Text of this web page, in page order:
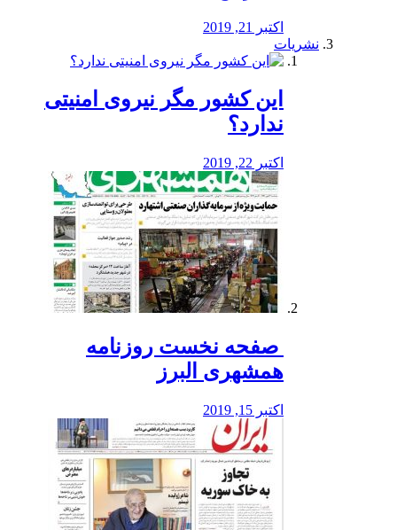
اکتبر 21, 2019
نشریات
این کشور مگر نیروی امنیتی
ندارد؟
اکتبر 22, 2019
️ صفحه نخست روزنامه‌
همشهری البرز
اکتبر 15, 2019